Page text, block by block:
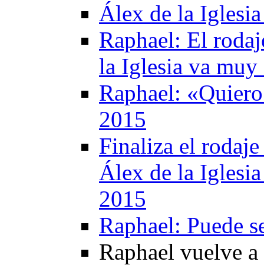
Álex de la
Raphael: El
la Iglesia va muy
Raphael:
2015
Finaliza el
Álex de la
2015
Raphael: Puede
Raphael vuelve